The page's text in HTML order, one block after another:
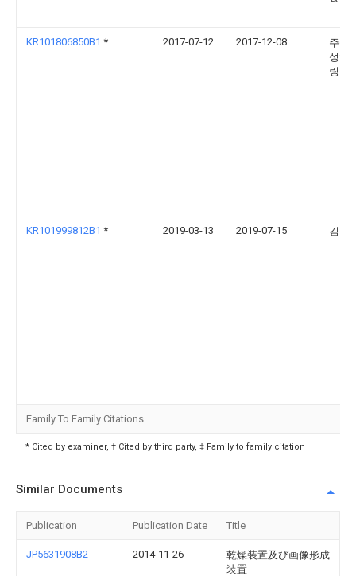
KR101806850B1 * 2017-07-12 2017-12-08
주식
성엔
링
KR101999812B1 * 2019-03-13 2019-07-15 김영
Family To Family Citations
* Cited by examiner, † Cited by third party, ‡ Family to family citation
Similar Documents
Publication Publication Date Title
JP5631908B2 2014-11-26
乾燥装置及び画像形成
装置